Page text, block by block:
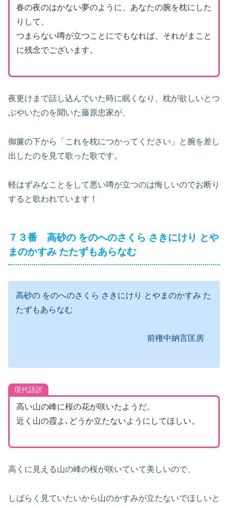
春の夜のはかない夢のように、あなたの腕を枕にした
りして、
つまらない噂が立つことにでもなれば、それがまこと
に残念でございます。
夜更けまで話し込んでいた時に眠くなり、枕が欲しいとつ
ぶやいたのを聞いた藤原忠家が、
御簾の下から「これを枕につかってください」と腕を差し
出したのを見て歌った歌です。
軽はずみなことをして悪い噂が立つのは悔しいのでお断り
すると歌われています！
７３番 高砂の をのへのさくら さきにけり とや
まのかすみ たたずもあらなむ
高砂の をのへのさくら さきにけり とやまのかすみ た
たずもあらなむ
前権中納言匡房
現代語訳
高い山の峰に桜の花が咲いたようだ。
近く山の霞よ､どうか立たないようにしてほしい。
高くに見える山の峰の桜が咲いていて美しいので、
しばらく見ていたいから山のかすみが立たないでほしいと